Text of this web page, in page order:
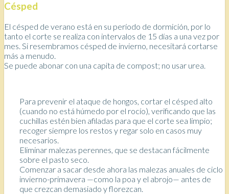
Césped
El césped de verano está en su período de dormición, por lo
tanto el corte se realiza con intervalos de 15 días a una vez por
mes. Si resembramos césped de invierno, necesitará cortarse
más a menudo.
Se puede abonar con una capita de compost; no usar urea.
Para prevenir el ataque de hongos, cortar el césped alto
(cuando no está húmedo por el rocío), verificando que las
cuchillas estén bien afiladas para que el corte sea limpio;
recoger siempre los restos y regar solo en casos muy
necesarios.
Eliminar malezas perennes, que se destacan fácilmente
sobre el pasto seco.
Comenzar a sacar desde ahora las malezas anuales de ciclo
invierno-primavera —como la poa y el abrojo— antes de
que crezcan demasiado y florezcan.